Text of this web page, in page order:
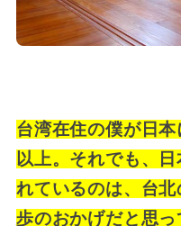
台湾在住の僕が日
以上。それでも、
れているのは、台
歩のおかげだと思っ